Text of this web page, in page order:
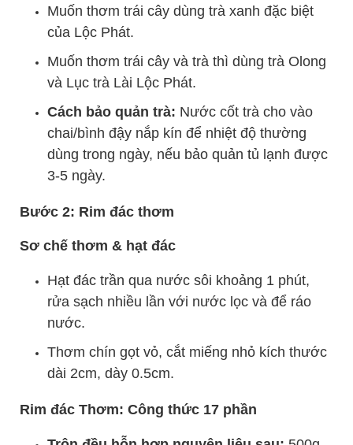
Muốn thơm trái cây dùng trà xanh đặc biệt
của Lộc Phát.
Muốn thơm trái cây và trà thì dùng trà Olong
và Lục trà Lài Lộc Phát.
Cách bảo quản trà: Nước cốt trà cho vào
chai/bình đậy nắp kín để nhiệt độ thường
dùng trong ngày, nếu bảo quản tủ lạnh được
3-5 ngày.
Bước 2: Rim đác thơm
Sơ chế thơm & hạt đác
Hạt đác trần qua nước sôi khoảng 1 phút,
rửa sạch nhiều lần với nước lọc và để ráo
nước.
Thơm chín gọt vỏ, cắt miếng nhỏ kích thước
dài 2cm, dày 0.5cm.
Rim đác Thơm: Công thức 17 phần